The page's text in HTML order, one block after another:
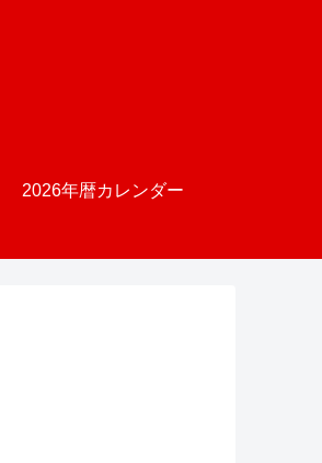
2026年暦カレンダー